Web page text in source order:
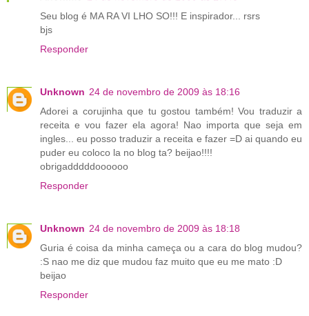
Seu blog é MA RA VI LHO SO!!! E inspirador... rsrs
bjs
Responder
Unknown 24 de novembro de 2009 às 18:16
Adorei a corujinha que tu gostou também! Vou traduzir a
receita e vou fazer ela agora! Nao importa que seja em
ingles... eu posso traduzir a receita e fazer =D ai quando eu
puder eu coloco la no blog ta? beijao!!!!
obrigadddddoooooo
Responder
Unknown 24 de novembro de 2009 às 18:18
Guria é coisa da minha cameça ou a cara do blog mudou?
:S nao me diz que mudou faz muito que eu me mato :D
beijao
Responder